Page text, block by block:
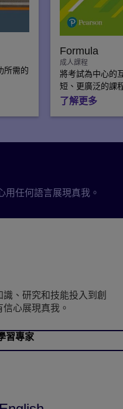
所需的
Formula
成人課程
將考試為中心的
短、更廣泛的課
了解更多
用任何語言展現真我。
、研究和技能投入到創
心展現真我。
習專家